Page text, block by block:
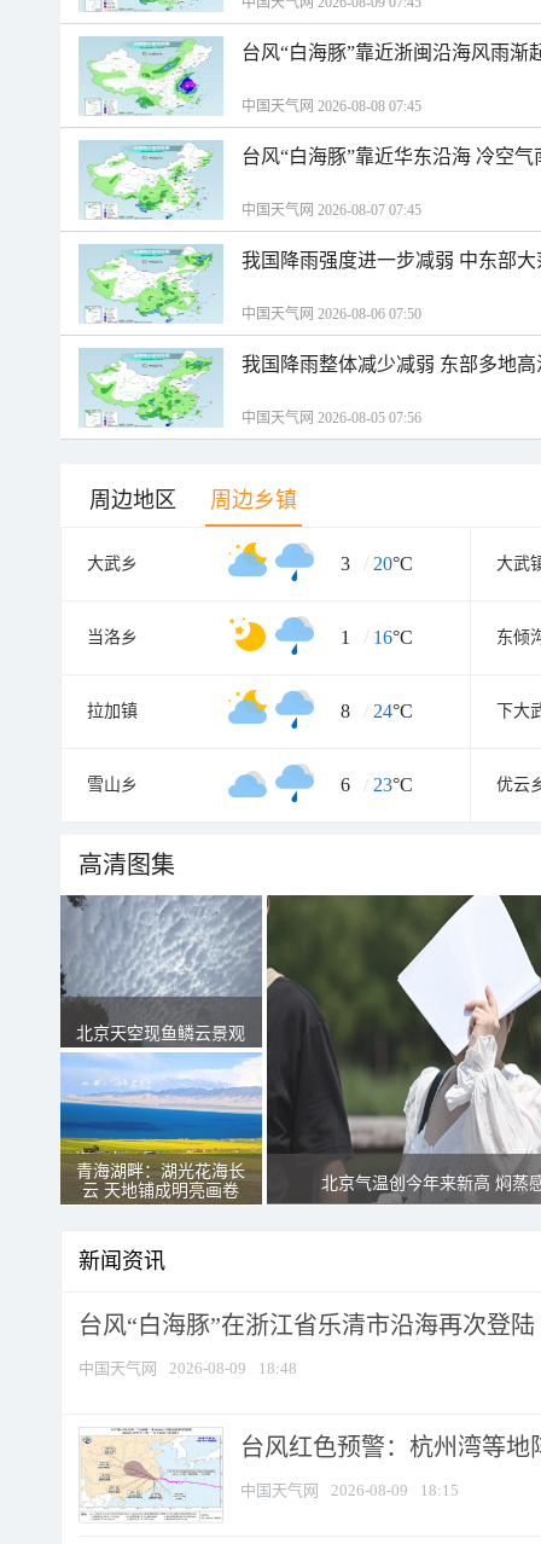
台风“白海豚”靠近浙闽沿海风雨渐
中国天气网 2026-08-08 07:45
台风“白海豚”靠近华东沿海 冷空
中国天气网 2026-08-07 07:45
我国降雨强度进一步减弱 中东部
中国天气网 2026-08-06 07:50
我国降雨整体减少减弱 东部多地
中国天气网 2026-08-05 07:56
周边地区 周边乡镇
大武乡 3 / 20°C 大武
当洛乡 1 / 16°C 东倾
拉加镇 8 / 24°C 下大
雪山乡 6 / 23°C 优云
高清图集
北京天空现鱼鳞云景观
青海湖畔：湖光花海长
云 天地铺成明亮画卷
北京气温创今年来新高 焖蒸
新闻资讯
台风“白海豚”在浙江省乐清市沿海再次登陆
中国天气网 2026-08-09 18:48
台风红色预警：杭州湾等地
中国天气网 2026-08-09 18:15